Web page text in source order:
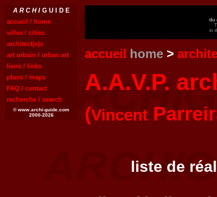
A R C H IG U I D E
accueil / home
villes / cities
architect(e)s
art urbain / urban art
liens / links
plans / maps
FAQ / contact
recherche / search
© www.archi-guide.com
2000-2026
du
in
accueil home >
A.A.V.P.
(Vincent
liste de